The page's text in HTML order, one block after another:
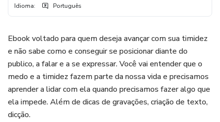
Idioma: Português
Ebook voltado para quem deseja avançar com sua timidez
e não sabe como e conseguir se posicionar diante do
publico, a falar e a se expressar. Você vai entender que o
medo e a timidez fazem parte da nossa vida e precisamos
aprender a lidar com ela quando precisamos fazer algo que
ela impede. Além de dicas de gravações, criação de texto,
dicção.